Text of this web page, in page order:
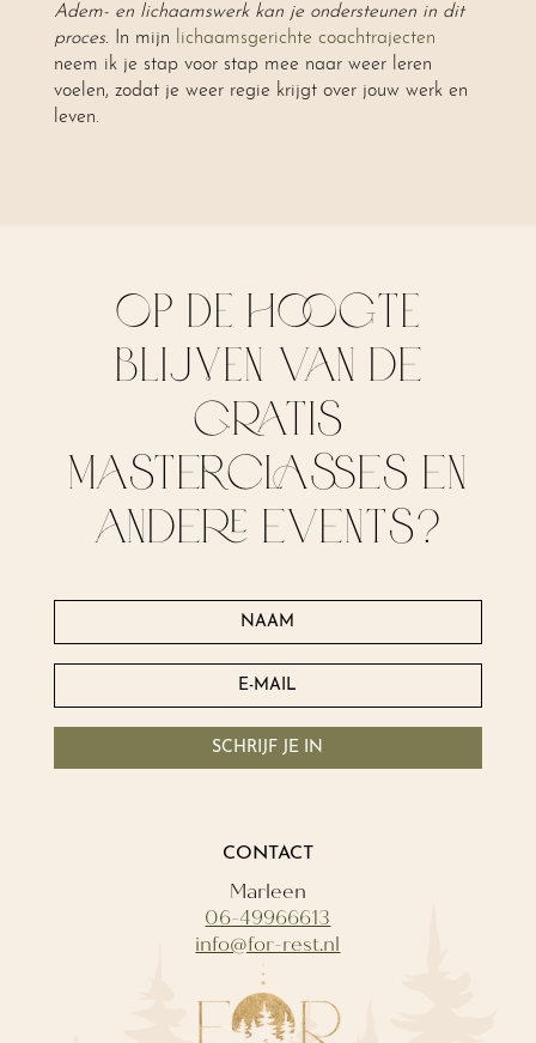
Adem- en lichaamswerk kan je ondersteunen in dit
proces.
In mijn lichaamsgerichte coachtrajecten
neem ik je stap voor stap mee naar weer leren
voelen, zodat je weer regie krijgt over jouw werk en
leven.
OP DE HOOGTE
BLIJVEN van de
gratis
masterclasses en
andere events?
SCHRIJF JE IN
CONTACT
Marleen
06-49966613
info@for-rest.nl